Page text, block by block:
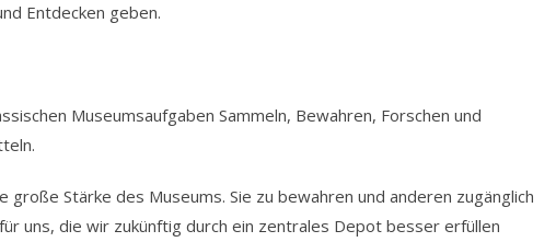
Entdecken geben.
Museumsaufgaben Sammeln, Bewahren, Forschen und
große Stärke des Museums. Sie zu bewahren und anderen zugänglich
uns, die wir zukünftig durch ein zentrales Depot besser erfüllen